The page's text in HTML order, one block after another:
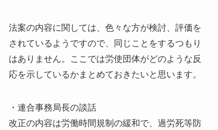
法案の内容に関しては、色々な方が検討、評価を
されているようですので、同じことをするつもり
はありません。ここでは労使団体がどのような反
応を示しているかまとめておきたいと思います。
・連合事務局長の談話
改正の内容は労働時間規制の緩和で、過労死等防